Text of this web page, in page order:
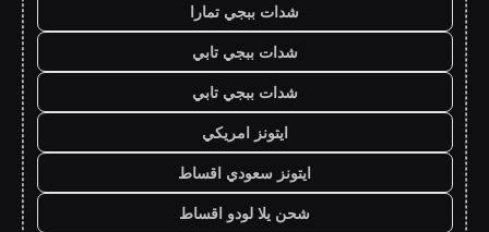
شدات ببجي تمارا
شدات ببجي تابي
شدات ببجي تابي
ايتونز امريكي
ايتونز سعودي اقساط
شحن يلا لودو اقساط